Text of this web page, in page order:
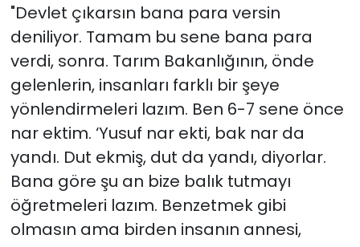
"Devlet çıkarsın bana para versin
deniliyor. Tamam bu sene bana para
verdi, sonra. Tarım Bakanlığının, önde
gelenlerin, insanları farklı bir şeye
yönlendirmeleri lazım. Ben 6-7 sene önce
nar ektim. ‘Yusuf nar ekti, bak nar da
yandı. Dut ekmiş, dut da yandı, diyorlar.
Bana göre şu an bize balık tutmayı
öğretmeleri lazım. Benzetmek gibi
olmasın ama birden insanın annesi,